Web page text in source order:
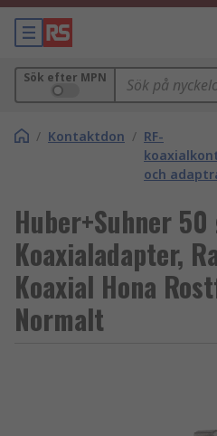
Sök efter MPN
/ Kontaktdon / RF-
och
Huber+Suhner
Koaxialadapter,
Koaxial Hona
Normalt